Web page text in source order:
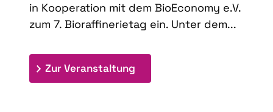
in Kooperation mit dem BioEconomy e.V.
zum 7. Bioraffinerietag ein. Unter dem...
Zur Veranstaltung